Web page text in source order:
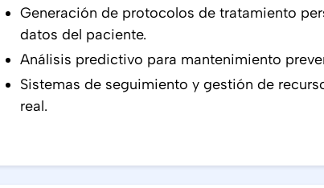
Generación de protocolos de tratamiento
datos del paciente.
Análisis predictivo para mantenimiento
Sistemas de seguimiento y gestión de
real.